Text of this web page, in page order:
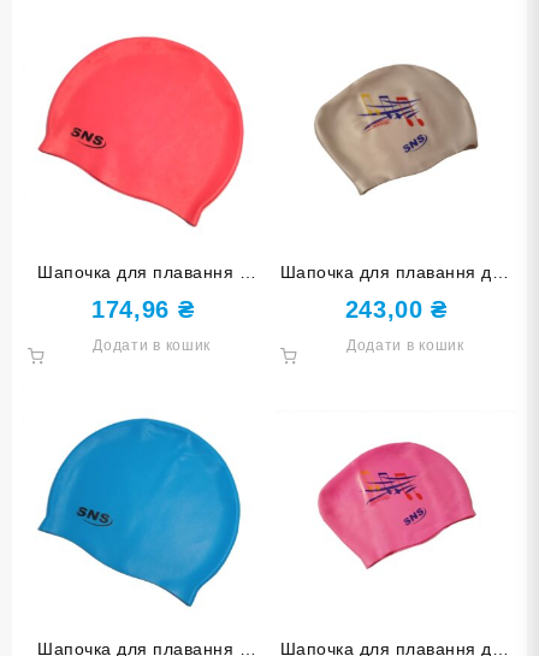
Шапочка для плавання у
футлярі SNS темно-червона
SC-ТК
174,96 ₴
Додати в кошик
Шапочка для плавання для
довгого волосся SNS KW-
1СЕ silver music
243,00₴
Додати в кошик
Шапочка для плавання у Шапочка для плавання для